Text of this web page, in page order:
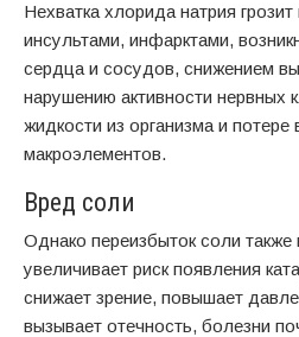
Нехватка хлорида натрия
инсультами, инфарктами,
сердца и сосудов, снижением
нарушению активности нервных
жидкости из организма и потере
макроэлементов.
Вред соли
Однако переизбыток соли
увеличивает риск появления
снижает зрение, повышает
вызывает отечность, болезни